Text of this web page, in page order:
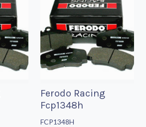
Ferodo Racing
Fcp1348h
FCP1348H